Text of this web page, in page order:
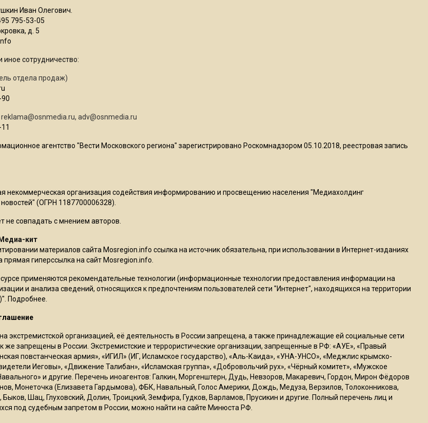
пиццы валяются на полу
причину банкротства
13:27
20:56
Сотрудники хлебозавода в
Балашихе массово
увольняются из-за жары в
Иван Олегович.
795-53-05
д. 5
иное сотрудничество:
отдела продаж)
reklama@osnmedia.ru, adv@osnmedia.ru
агентство "Вести Московского региона" зарегистрировано Роскомнадзором 05.10.2018, реестровая запись
некоммерческая организация содействия информированию и просвещению населения "Медиахолдинг
(ОГРН 1187700006328).
не совпадать с мнением авторов.
Медиа-кит
материалов сайта Mosregion.info ссылка на источник обязательна, при использовании в Интернет-изданиях
прямая гиперссылка на сайт Mosregion.info.
применяются рекомендательные технологии (информационные технологии предоставления информации на
и анализа сведений, относящихся к предпочтениям пользователей сети "Интернет", находящихся на территории
Подробнее
экстремистской организацией, её деятельность в России запрещена, а также принадлежащие ей социальные сети
же запрещены в России. Экстремистские и террористические организации, запрещенные в РФ: «АУЕ», «Правый
повстанческая армия», «ИГИЛ» (ИГ, Исламское государство), «Аль-Каида», «УНА-УНСО», «Меджлис крымско-
Иеговы», «Движение Талибан», «Исламская группа», «Добровольчий рух», «Чёрный комитет», «Мужское
и другие. Перечень иноагентов: Галкин, Моргенштерн, Дудь, Невзоров, Макаревич, Гордон, Мирон Фёдоров
Монеточка (Елизавета Гардымова), ФБК, Навальный, Голос Америки, Дождь, Медуза, Верзилов, Толоконникова,
Быков, Шац, Глуховский, Долин, Троицкий, Земфира, Гудков, Варламов, Прусикин и другие. Полный перечень лиц и
под судебным запретом в России, можно найти на сайте Минюста РФ.